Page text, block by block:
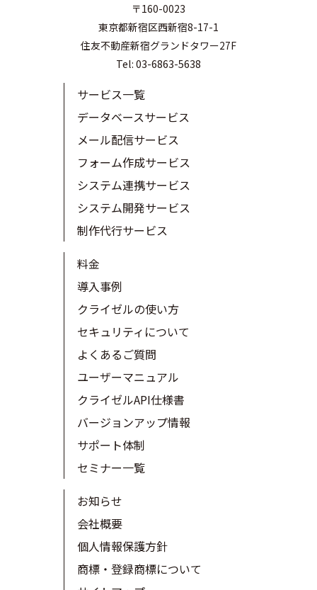
〒160-0023
東京都新宿区西新宿8-17-1
住友不動産新宿グランドタワー27F
Tel: 03-6863-5638
サービス一覧
データベースサービス
メール配信サービス
フォーム作成サービス
システム連携サービス
システム開発サービス
制作代行サービス
料金
導入事例
クライゼルの使い方
セキュリティについて
よくあるご質問
ユーザーマニュアル
クライゼルAPI仕様書
バージョンアップ情報
サポート体制
セミナー一覧
お知らせ
会社概要
個人情報保護方針
商標・登録商標について